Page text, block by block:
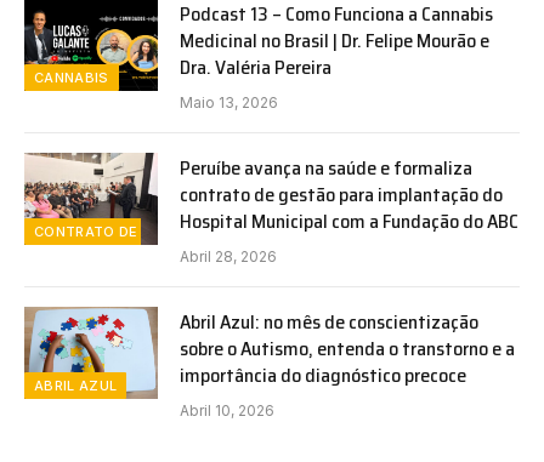
CANNABIS
Podcast 13 – Como Funciona a Cannabis
Medicinal no Brasil | Dr. Felipe Mourão e
Dra. Valéria Pereira
Maio 13, 2026
CONTRATO DE GESTÃO
Peruíbe avança na saúde e formaliza
contrato de gestão para implantação do
Hospital Municipal com a Fundação do ABC
Abril 28, 2026
ABRIL AZUL
Abril Azul: no mês de conscientização
sobre o Autismo, entenda o transtorno e a
importância do diagnóstico precoce
Abril 10, 2026